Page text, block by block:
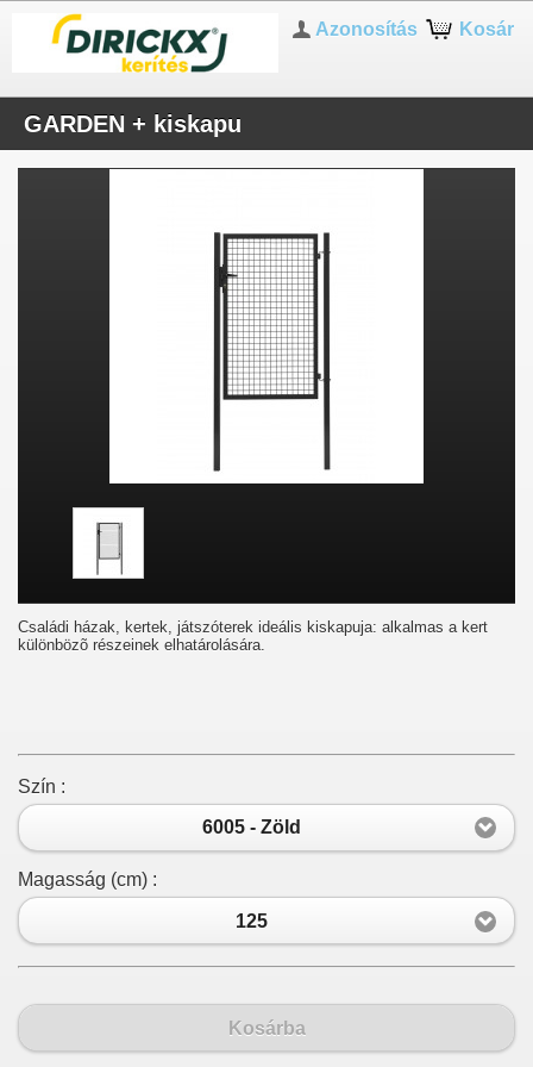
Kosár
Azonosítás
GARDEN + kiskapu
Családi házak, kertek, játszóterek ideális kiskapuja: alkalmas a kert
különbözõ részeinek elhatárolására.
Szín :
6005 - Zöld
Magasság (cm) :
125
Kosárba